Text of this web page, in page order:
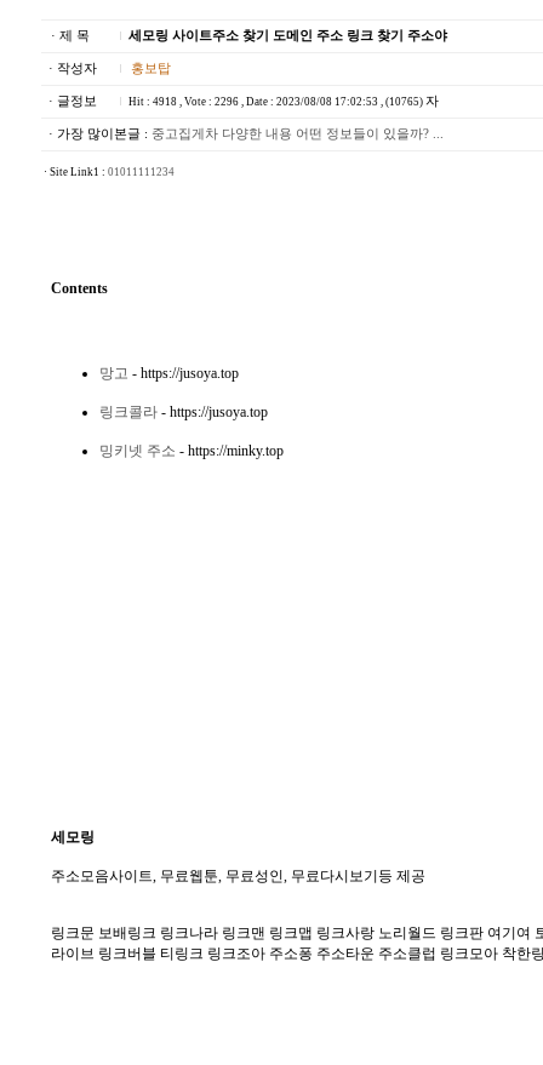
· 제 목 세모링 사이트주소 찾기 도메인 주소 링크 찾기 주소야
· 작성자 홍보탑
· 글정보 Hit : 4918 , Vote : 2296 , Date : 2023/08/08 17:02:53 , (10765) 자
· 가장 많이본글 : 중고집게차 다양한 내용 어떤 정보들이 있을까? ...
· Site Link1 : 01011111234
Contents
망고 - https://jusoya.top
링크콜라 - https://jusoya.top
밍키넷 주소 - https://minky.top
세모링
주소모음사이트, 무료웹툰, 무료성인, 무료다시보기등 제공
링크문 보배링크 링크나라 링크맨 링크맵 링크사랑 노리월드 링크판 여기
라이브 링크버블 티링크 링크조아 주소퐁 주소타운 주소클럽 링크모아 착